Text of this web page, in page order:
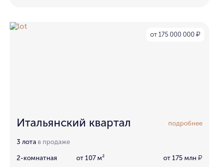
от 175 000 000 ₽
Итальянский квартал подробнее
3 лота в продаже
2-комнатная от 107 м² от 175 млн ₽